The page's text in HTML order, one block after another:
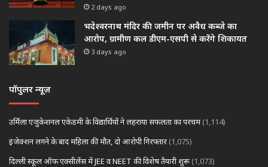
2 days ago
भदेश्वरनाथ मंदिर की जमीन पर अवैध कब्जे का
आरोप, ग्रामीण कल डीएम-एसपी से करेंगे शिकायत
3 days ago
पॉपुलर न्यूज़
उर्मिला एजुकेशनल एकेडमी के विद्यार्थियों ने लहराया सफलता का परचम (1,114)
इंजेक्शन लगने के बाद महिला की मौत, दो आरोपी गिरफ्तार (1,075)
दिल्ली स्कूल ऑफ एक्सीलेंस में JEE व NEET की विशेष तैयारी शुरू (1,073)